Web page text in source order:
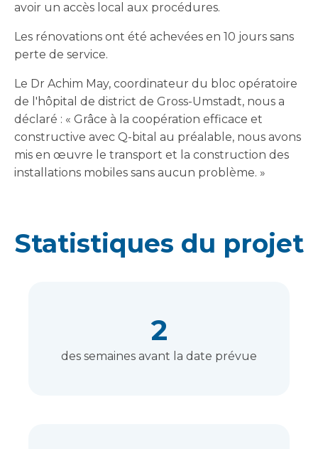
avoir un accès local aux procédures.
Les rénovations ont été achevées en 10 jours sans
perte de service.
Le Dr Achim May, coordinateur du bloc opératoire
de l'hôpital de district de Gross-Umstadt, nous a
déclaré : « Grâce à la coopération efficace et
constructive avec Q-bital au préalable, nous avons
mis en œuvre le transport et la construction des
installations mobiles sans aucun problème. »
Statistiques du projet
2
des semaines avant la date prévue